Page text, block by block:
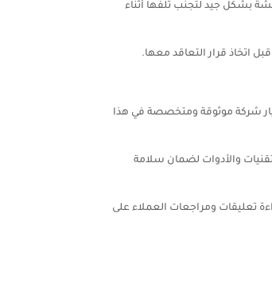
بشكل جيد لتجنب تلفها أثناء
اتخاذ قرار التعاقد معها.
شركة موثوقة ومتخصصة في هذا
والأدوات لضمان سلامة
تعليقات ومراجعات العملاء على